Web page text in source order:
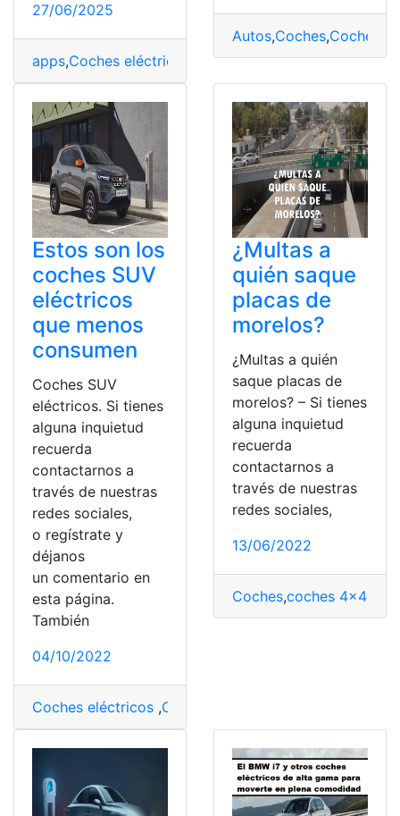
27/06/2025
apps,Coches eléctricos Conectividad,Móvil,
Autos,Coches,Coches
Estos son los
coches SUV
eléctricos
que menos
consumen
Coches SUV
eléctricos. Si tienes
alguna inquietud
recuerda
contactarnos a
través de nuestras
redes sociales,
o regístrate y
déjanos
un comentario en
esta página.
También
04/10/2022
Coches eléctricos ,Coches híbridos
¿Multas a
quién saque
placas de
morelos?
¿Multas a quién
saque placas de
morelos? – Si tienes
alguna inquietud
recuerda
contactarnos a
través de nuestras
redes sociales,
13/06/2022
Coches,coches 4×4